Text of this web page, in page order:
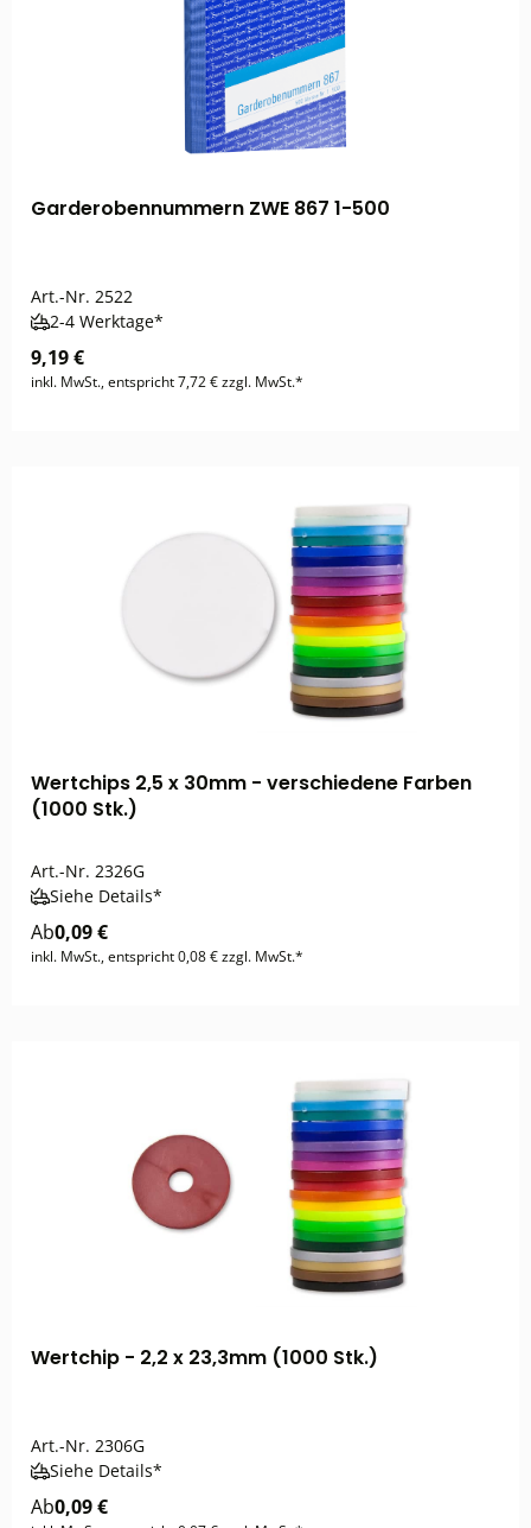
Garderobennummern ZWE 867 1-500
Art.-Nr. 2522
2-4 Werktage*
9,19 €
inkl. MwSt., entspricht 7,72 € zzgl. MwSt.*
Wertchips 2,5 x 30mm - verschiedene Farben
(1000 Stk.)
Art.-Nr. 2326G
Siehe Details*
Ab0,09 €
inkl. MwSt., entspricht 0,08 € zzgl. MwSt.*
Wertchip - 2,2 x 23,3mm (1000 Stk.)
Art.-Nr. 2306G
Siehe Details*
Ab0,09 €